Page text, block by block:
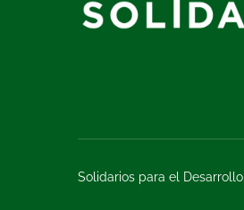
Solidarios para el